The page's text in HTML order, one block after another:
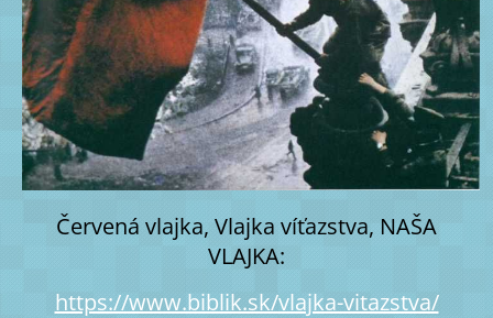
Červená vlajka, Vlajka víťazstva, NAŠA
VLAJKA:
https://www.biblik.sk/vlajka-vitazstva/